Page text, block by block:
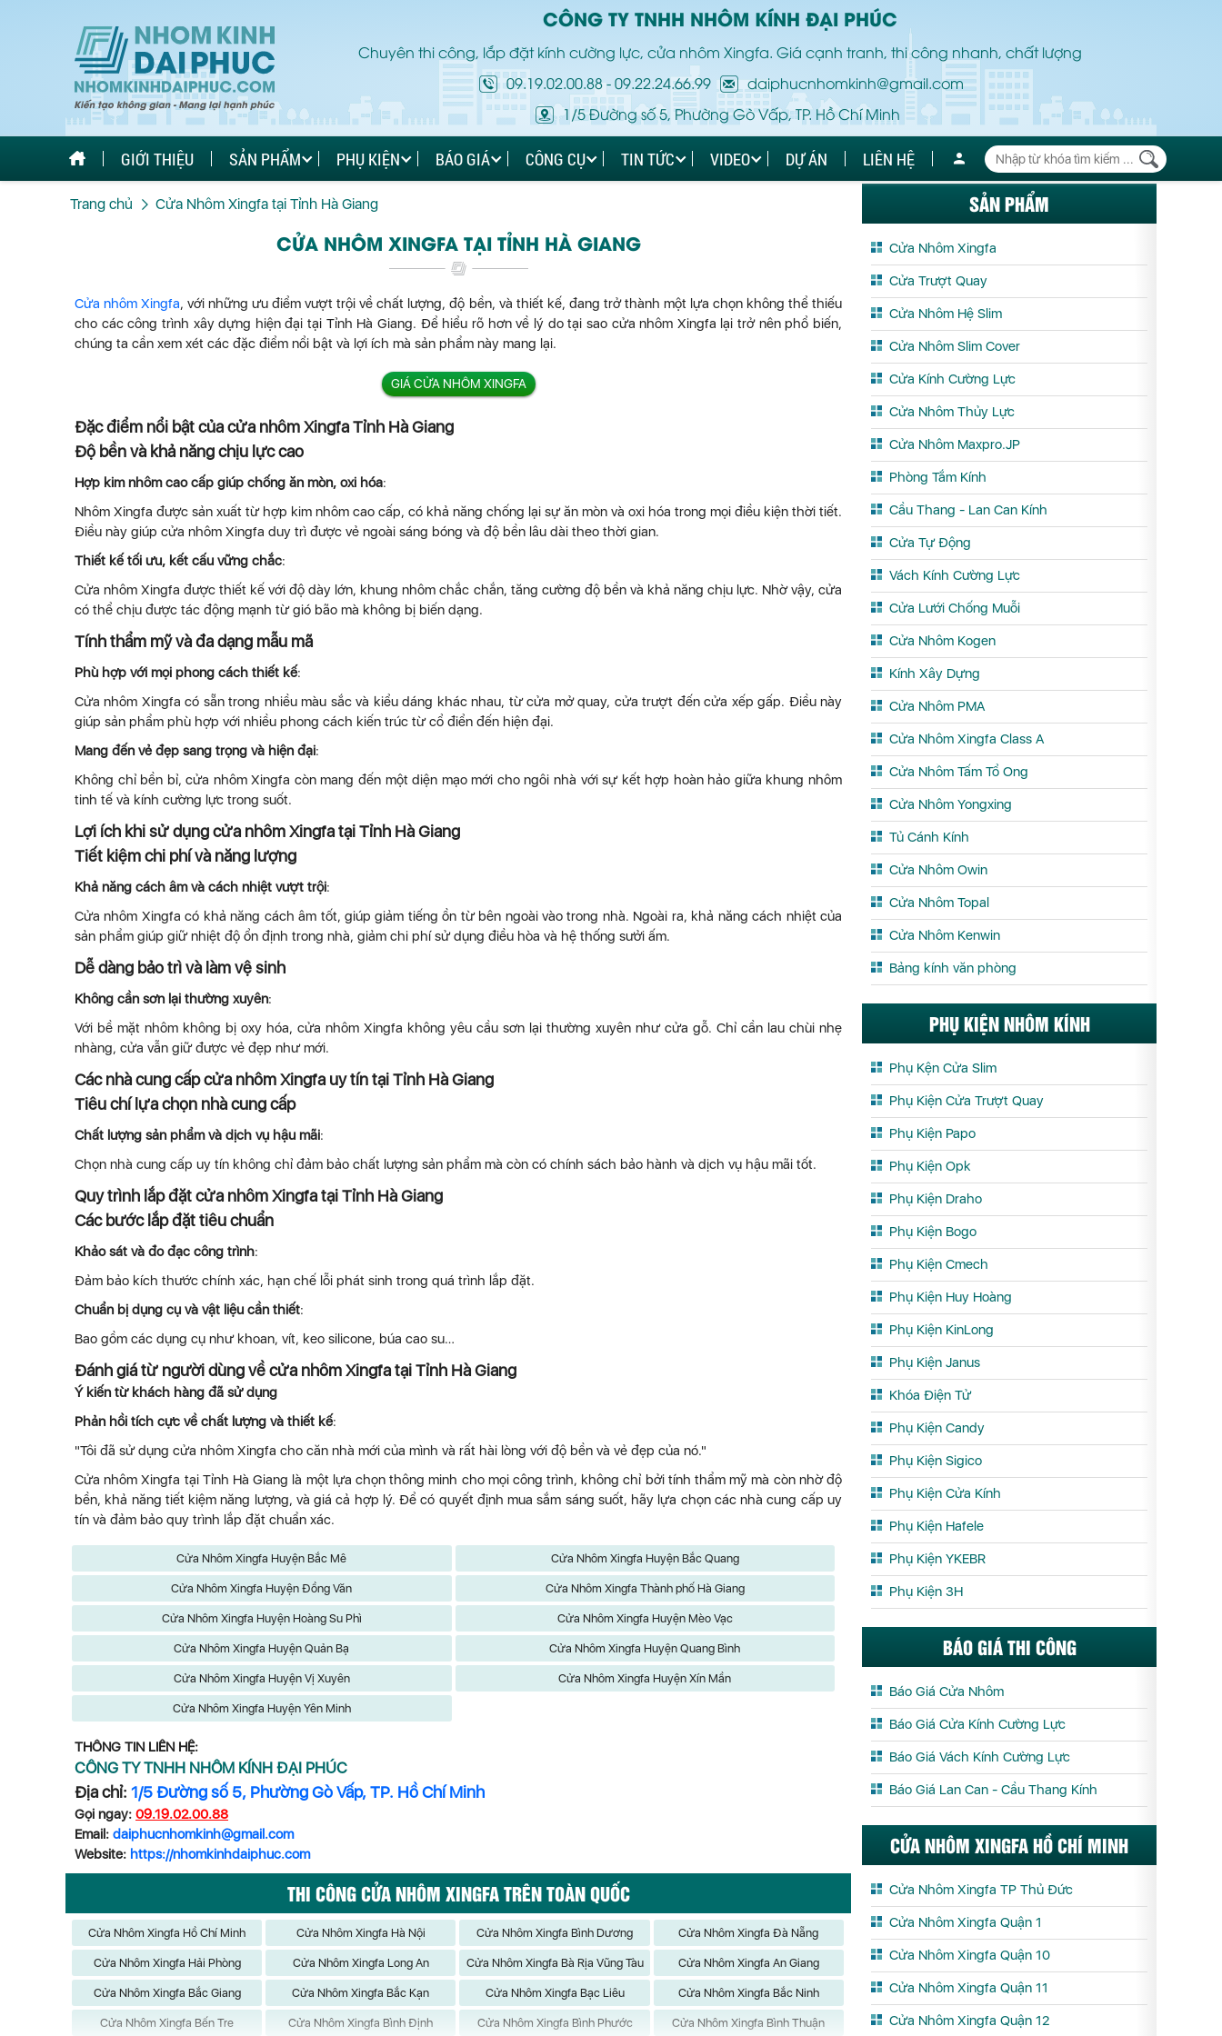
CÔNG TY TNHH NHÔM KÍNH ĐẠI PHÚC
Chuyên thi công, lắp đặt kính cường lực, cửa nhôm Xingfa. Giá cạnh tranh, thi công nhanh, chất lượng
09.19.02.00.88-09.22.24.66.99
daiphucnhomkinh@gmail.com
1/5 Đường số 5, Phường Gò Vấp, TP. Hồ Chí Minh
GIỚI THIỆU SẢN PHẨM PHỤ KIỆN BÁO GIÁ CÔNG CỤ TIN TỨC VIDEO DỰ ÁN LIÊN HỆ
Trang chủ Cửa Nhôm Xingfa tại Tỉnh Hà Giang
CỬA NHÔM XINGFA TẠI TỈNH HÀ GIANG
Cửa nhôm Xingfa, với những ưu điểm vượt trội về chất lượng, độ bền, và thiết kế, đang trở thành một lựa chọn không thể thiếu
cho các công trình xây dựng hiện đại tại Tỉnh Hà Giang. Để hiểu rõ hơn về lý do tại sao cửa nhôm Xingfa lại trở nên phổ biến,
chúng ta cần xem xét các đặc điểm nổi bật và lợi ích mà sản phẩm này mang lại.
GIÁ CỬA NHÔM XINGFA
Đặc điểm nổi bật của cửa nhôm Xingfa Tỉnh Hà Giang
Độ bền và khả năng chịu lực cao
Hợp kim nhôm cao cấp giúp chống ăn mòn, oxi hóa:
Nhôm Xingfa được sản xuất từ hợp kim nhôm cao cấp, có khả năng chống lại sự ăn mòn và oxi hóa trong mọi điều kiện thời tiết.
Điều này giúp cửa nhôm Xingfa duy trì được vẻ ngoài sáng bóng và độ bền lâu dài theo thời gian.
Thiết kế tối ưu, kết cấu vững chắc:
Cửa nhôm Xingfa được thiết kế với độ dày lớn, khung nhôm chắc chắn, tăng cường độ bền và khả năng chịu lực. Nhờ vậy, cửa
có thể chịu được tác động mạnh từ gió bão mà không bị biến dạng.
Tính thẩm mỹ và đa dạng mẫu mã
Phù hợp với mọi phong cách thiết kế:
Cửa nhôm Xingfa có sẵn trong nhiều màu sắc và kiểu dáng khác nhau, từ cửa mở quay, cửa trượt đến cửa xếp gấp. Điều này
giúp sản phẩm phù hợp với nhiều phong cách kiến trúc từ cổ điển đến hiện đại.
Mang đến vẻ đẹp sang trọng và hiện đại:
Không chỉ bền bỉ, cửa nhôm Xingfa còn mang đến một diện mạo mới cho ngôi nhà với sự kết hợp hoàn hảo giữa khung nhôm
tinh tế và kính cường lực trong suốt.
Lợi ích khi sử dụng cửa nhôm Xingfa tại Tỉnh Hà Giang
Tiết kiệm chi phí và năng lượng
Khả năng cách âm và cách nhiệt vượt trội:
Cửa nhôm Xingfa có khả năng cách âm tốt, giúp giảm tiếng ồn từ bên ngoài vào trong nhà. Ngoài ra, khả năng cách nhiệt của
sản phẩm giúp giữ nhiệt độ ổn định trong nhà, giảm chi phí sử dụng điều hòa và hệ thống sưởi ấm.
Dễ dàng bảo trì và làm vệ sinh
Không cần sơn lại thường xuyên:
Với bề mặt nhôm không bị oxy hóa, cửa nhôm Xingfa không yêu cầu sơn lại thường xuyên như cửa gỗ. Chỉ cần lau chùi nhẹ
nhàng, cửa vẫn giữ được vẻ đẹp như mới.
Các nhà cung cấp cửa nhôm Xingfa uy tín tại Tỉnh Hà Giang
Tiêu chí lựa chọn nhà cung cấp
Chất lượng sản phẩm và dịch vụ hậu mãi:
Chọn nhà cung cấp uy tín không chỉ đảm bảo chất lượng sản phẩm mà còn có chính sách bảo hành và dịch vụ hậu mãi tốt.
Quy trình lắp đặt cửa nhôm Xingfa tại Tỉnh Hà Giang
Các bước lắp đặt tiêu chuẩn
Khảo sát và đo đạc công trình:
Đảm bảo kích thước chính xác, hạn chế lỗi phát sinh trong quá trình lắp đặt.
Chuẩn bị dụng cụ và vật liệu cần thiết:
Bao gồm các dụng cụ như khoan, vít, keo silicone, búa cao su…
Đánh giá từ người dùng về cửa nhôm Xingfa tại Tỉnh Hà Giang
Ý kiến từ khách hàng đã sử dụng
Phản hồi tích cực về chất lượng và thiết kế:
"Tôi đã sử dụng cửa nhôm Xingfa cho căn nhà mới của mình và rất hài lòng với độ bền và vẻ đẹp của nó."
Cửa nhôm Xingfa tại Tỉnh Hà Giang là một lựa chọn thông minh cho mọi công trình, không chỉ bởi tính thẩm mỹ mà còn nhờ độ
bền, khả năng tiết kiệm năng lượng, và giá cả hợp lý. Để có quyết định mua sắm sáng suốt, hãy lựa chọn các nhà cung cấp uy
tín và đảm bảo quy trình lắp đặt chuẩn xác.
Cửa Nhôm Xingfa Huyện Bắc Mê Cửa Nhôm Xingfa Huyện Bắc Quang
Cửa Nhôm Xingfa Huyện Đồng Văn Cửa Nhôm Xingfa Thành phố Hà Giang
Cửa Nhôm Xingfa Huyện Hoàng Su Phì Cửa Nhôm Xingfa Huyện Mèo Vạc
Cửa Nhôm Xingfa Huyện Quản Bạ Cửa Nhôm Xingfa Huyện Quang Bình
Cửa Nhôm Xingfa Huyện Vị Xuyên Cửa Nhôm Xingfa Huyện Xín Mần
Cửa Nhôm Xingfa Huyện Yên Minh
THÔNG TIN LIÊN HỆ:
CÔNG TY TNHH NHÔM KÍNH ĐẠI PHÚC
Địa chỉ: 1/5 Đường số 5, Phường Gò Vấp, TP. Hồ Chí Minh
Gọi ngay: 09.19.02.00.88
Email: daiphucnhomkinh@gmail.com
Website: https://nhomkinhdaiphuc.com
THI CÔNG CỬA NHÔM XINGFA TRÊN TOÀN QUỐC
Cửa Nhôm Xingfa Hồ Chí Minh Cửa Nhôm Xingfa Hà Nội Cửa Nhôm Xingfa Bình Dương Cửa Nhôm Xingfa Đà Nẵng
Cửa Nhôm Xingfa Hải Phòng Cửa Nhôm Xingfa Long An Cửa Nhôm Xingfa Bà Rịa Vũng Tàu Cửa Nhôm Xingfa An Giang
Cửa Nhôm Xingfa Bắc Giang Cửa Nhôm Xingfa Bắc Kạn Cửa Nhôm Xingfa Bạc Liêu Cửa Nhôm Xingfa Bắc Ninh
Cửa Nhôm Xingfa Bến Tre Cửa Nhôm Xingfa Bình Định Cửa Nhôm Xingfa Bình Phước Cửa Nhôm Xingfa Bình Thuận
SẢN PHẨM
Cửa Nhôm Xingfa
Cửa Trượt Quay
Cửa Nhôm Hệ Slim
Cửa Nhôm Slim Cover
Cửa Kính Cường Lực
Cửa Nhôm Thủy Lực
Cửa Nhôm Maxpro.JP
Phòng Tắm Kính
Cầu Thang - Lan Can Kính
Cửa Tự Động
Vách Kính Cường Lực
Cửa Lưới Chống Muỗi
Cửa Nhôm Kogen
Kính Xây Dựng
Cửa Nhôm PMA
Cửa Nhôm Xingfa Class A
Cửa Nhôm Tấm Tổ Ong
Cửa Nhôm Yongxing
Tủ Cánh Kính
Cửa Nhôm Owin
Cửa Nhôm Topal
Cửa Nhôm Kenwin
Bảng kính văn phòng
PHỤ KIỆN NHÔM KÍNH
Phụ Kện Cửa Slim
Phụ Kiện Cửa Trượt Quay
Phụ Kiện Papo
Phụ Kiện Opk
Phụ Kiện Draho
Phụ Kiện Bogo
Phụ Kiện Cmech
Phụ Kiện Huy Hoàng
Phụ Kiện KinLong
Phụ Kiện Janus
Khóa Điện Tử
Phụ Kiện Candy
Phụ Kiện Sigico
Phụ Kiện Cửa Kính
Phụ Kiện Hafele
Phụ Kiện YKEBR
Phụ Kiện 3H
BÁO GIÁ THI CÔNG
Báo Giá Cửa Nhôm
Báo Giá Cửa Kính Cường Lực
Báo Giá Vách Kính Cường Lực
Báo Giá Lan Can - Cầu Thang Kính
CỬA NHÔM XINGFA HỒ CHÍ MINH
Cửa Nhôm Xingfa TP Thủ Đức
Cửa Nhôm Xingfa Quận 1
Cửa Nhôm Xingfa Quận 10
Cửa Nhôm Xingfa Quận 11
Cửa Nhôm Xingfa Quận 12